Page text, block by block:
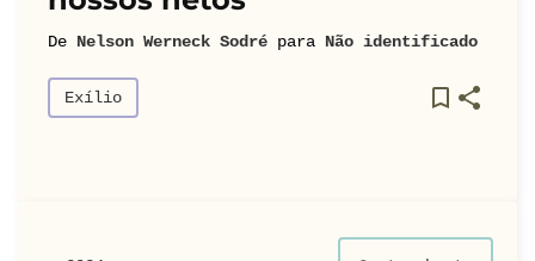
De Nelson Werneck Sodré para Não identificado
Exílio